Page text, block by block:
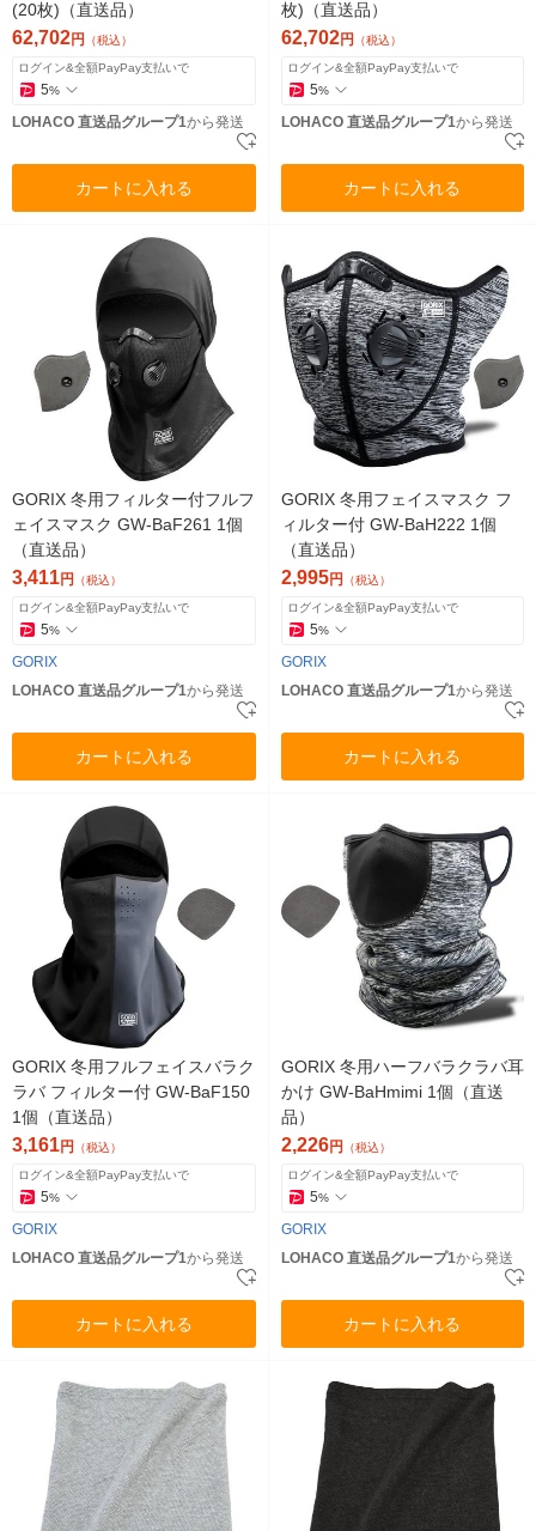
(20枚)（直送品）
62,702円 （税込）
ログイン&全額PayPay支払いで
5%
LOHACO 直送品グループ1から発送
カートに入れる
枚)（直送品）
62,702円 （税込）
ログイン&全額PayPay支払いで
5%
LOHACO 直送品グループ1から発送
カートに入れる
GORIX 冬用フィルター付フルフ
ェイスマスク GW-BaF261 1個
（直送品）
3,411円 （税込）
ログイン&全額PayPay支払いで
5%
GORIX
LOHACO 直送品グループ1から発送
カートに入れる
GORIX 冬用フェイスマスク フ
ィルター付 GW-BaH222 1個
（直送品）
2,995円 （税込）
ログイン&全額PayPay支払いで
5%
GORIX
LOHACO 直送品グループ1から発送
カートに入れる
GORIX 冬用フルフェイスバラク
ラバ フィルター付 GW-BaF150
1個（直送品）
3,161円 （税込）
ログイン&全額PayPay支払いで
5%
GORIX
LOHACO 直送品グループ1から発送
カートに入れる
GORIX 冬用ハーフバラクラバ耳
かけ GW-BaHmimi 1個（直送
品）
2,226円 （税込）
ログイン&全額PayPay支払いで
5%
GORIX
LOHACO 直送品グループ1から発送
カートに入れる